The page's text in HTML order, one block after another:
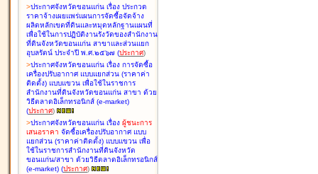
>ประกาศจังหวัดขอนแก่น เรื่อง ประกวด
ราคาจ้างเผยแพร่แผนการจัดซื้อจัดจ้าง
ผลิตหลักเขตที่ดินและหมุดหลักฐานแผนที่
เพื่อใช้ในการปฏิบัติงานรังวัดของสำนักงาน
ที่ดินจังหวัดขอนแก่น สาขาและส่วนแยก
อุบลรัตน์ ประจำปี พ.ศ.๒๕๖๗ (ประกาศ)
>ประกาศจังหวัดขอนแก่น เรื่อง การจัดซื้อ
เครื่องปรับอากาศ แบบแยกส่วน (ราคาค่า
ติดตั้ง) แบบแขวน เพื่อใช้ในราชการ
สำนักงานที่ดินจังหวัดขอนแก่น สาขา ด้วย
วิธีตลาดอิเล็กทรอนิกส์ (e-market)
(ประกาศ)
>ประกาศจังหวัดขอนแก่น เรื่อง ผู้ชนะการ
เสนอราคา จัดซื้อเครื่องปรับอากาศ แบบ
แยกส่วน (ราคาค่าติดตั้ง) แบบแขวน เพื่อ
ใช้ในราชการสำนักงานที่ดินจังหวัด
ขอนแก่น/สาขา ด้วยวิธีตลาดอิเล็กทรอนิกส์
(e-market) (ประกาศ)